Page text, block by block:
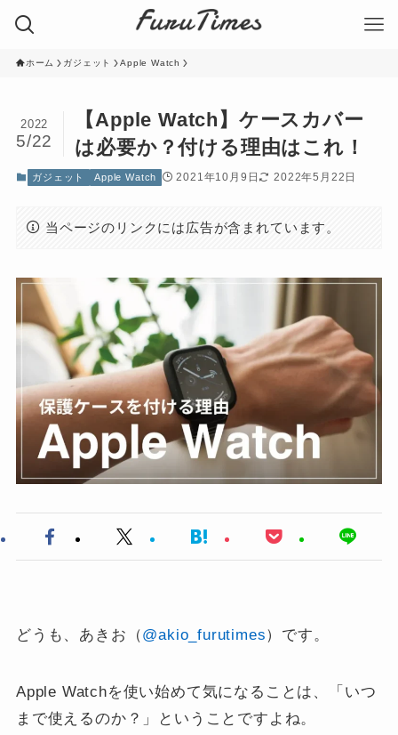
ホーム ガジェット Apple Watch
【Apple Watch】ケースカバー
は必要か？付ける理由はこれ！
2022
5/22
ガジェット Apple Watch 2021年10月9日 2022年5月22日
当ページのリンクには広告が含まれています。
どうも、あきお（@akio_furutimes）です。
Apple Watchを使い始めて気になることは、「いつ
まで使えるのか？」ということですよね。